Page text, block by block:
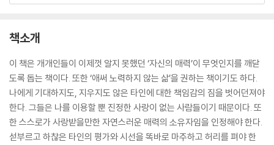
책소개
이 책은 개개인들이 이제껏 알지 못했던 ‘자신의 매력’이 무엇인지를 깨닫
도록 돕는 책이다. 또한 ‘애써 노력하지 않는 삶’을 권하는 책이기도 하다.
나에게 기대하지도, 지우지도 않은 타인에 대한 책임감의 짐을 벗어던져야
한다. 그들은 나를 이용할 뿐 진정한 사랑이 없는 사람들이기 때문이다. 또
한 스스로가 사랑받을만한 자연스러운 매력의 소유자임을 인정해야 한다.
섣부르고 하찮은 타인의 평가와 시선을 똑바로 마주하고 허리를 펴야 한